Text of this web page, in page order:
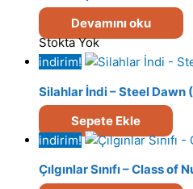
Devamını oku
Stokta Yok
indirim!
Silahlar İndi – Steel Dawn
Sepete Ekle
indirim!
Çılgınlar Sınıfı – Class